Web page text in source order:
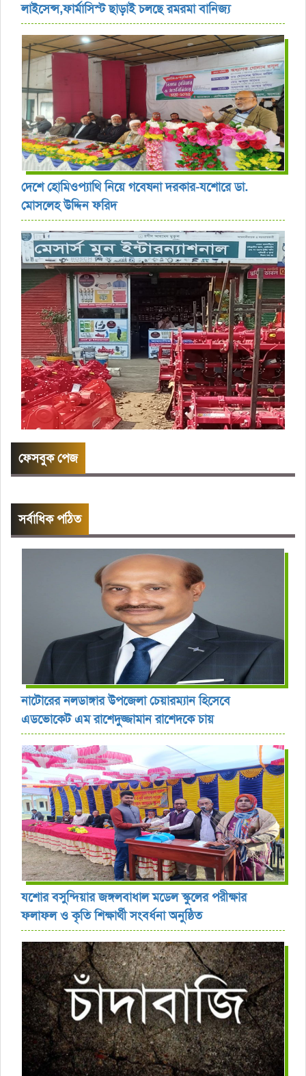
লাইসেন্স,ফার্মাসিস্ট ছাড়াই চলছে রমরমা বানিজ্য ‎
দেশে হোমিওপ্যাথি নিয়ে গবেষনা দরকার-যশোরে ডা.
মোসলেহ উদ্দিন ফরিদ
ফেসবুক পেজ
সর্বাধিক পঠিত
নাটোরের নলডাঙ্গার উপজেলা চেয়ারম্যান হিসেবে
এডভোকেট এম রাশেদুজ্জামান রাশেদকে চায়
যশোর বসুন্দিয়ার জঙ্গলবাধাল মডেল স্কুলের পরীক্ষার
ফলাফল ও কৃতি শিক্ষার্থী সংবর্ধনা অনুষ্ঠিত